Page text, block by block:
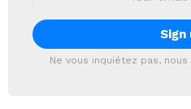
Ne vous inquiétez pas,